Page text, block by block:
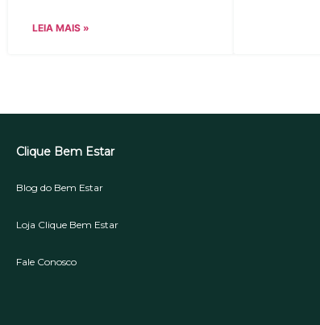
LEIA MAIS »
Clique Bem Estar
Blog do Bem Estar
Loja Clique Bem Estar
Fale Conosco